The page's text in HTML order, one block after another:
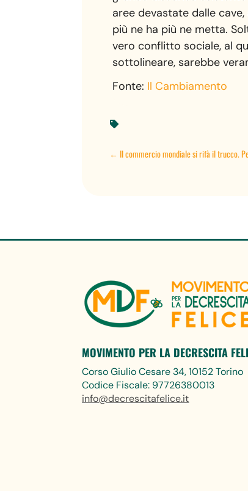
aree devastate dalle
più ne ha più ne metta.
vero conflitto sociale, al
sottolineare, sarebbe
Fonte: Il Cambiamento

← Il commercio mondiale si rifà il trucco.
MOVIMENTO PER LA DECRESCITA
Corso Giulio Cesare 34, 10152 Torino
Codice Fiscale: 97726380013
info@decrescitafelice.it